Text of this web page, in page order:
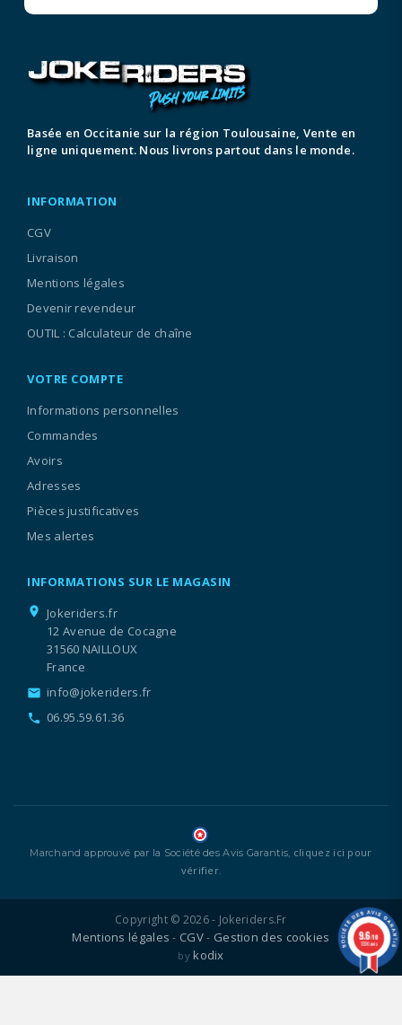
Basée en Occitanie sur la région Toulousaine, Vente en
ligne uniquement. Nous livrons partout dans le monde.
INFORMATION
CGV
Livraison
Mentions légales
Devenir revendeur
OUTIL : Calculateur de chaîne
VOTRE COMPTE
Informations personnelles
Commandes
Avoirs
Adresses
Pièces justificatives
Mes alertes
INFORMATIONS SUR LE MAGASIN
location_on
Jokeriders.fr
12 Avenue de Cocagne
31560 NAILLOUX
France
email info@jokeriders.fr
call 06.95.59.61.36
Marchand approuvé par la Société des Avis Garantis, cliquez ici pour
vérifier.
Copyright © 2026 - Jokeriders.fr
Mentions légales - CGV- Gestion des cookies
by kodix
9.6/10
1336 avis